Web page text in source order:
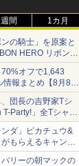
間 1カ月
の騎士」を原案と
HERO リボンヒ
70%オフで1,643
情報まとめ【8月8日
「大神 絶景版」が
団長の吉野家Tシ
Party!」全Tシャツ
ン販売開始
ダ」ピカチュウ&
もらえるキャンペ
リーの朝マックの